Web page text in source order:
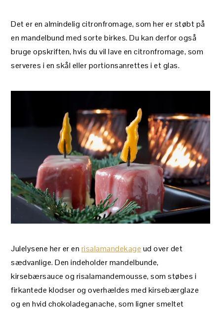
Det er en almindelig citronfromage, som her er støbt på
en mandelbund med sorte birkes. Du kan derfor også
bruge opskriften, hvis du vil lave en citronfromage, som
serveres i en skål eller portionsanrettes i et glas.
Julelysene her er en risalamandekage ud over det
sædvanlige. Den indeholder mandelbunde,
kirsebærsauce og risalamandemousse, som støbes i
firkantede klodser og overhældes med kirsebærglaze
og en hvid chokoladeganache, som ligner smeltet